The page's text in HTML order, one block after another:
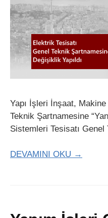
Yapı İşleri İnşaat,
Teknik Şartnamesine
Sistemleri Tesisatı
DEVAMINI OKU →